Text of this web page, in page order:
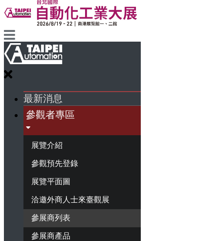
最新消息
參觀者專區
展覽介紹
參觀預先登錄
展覽平面圖
洽邀外商人士來臺觀展
參展商列表
參展商產品